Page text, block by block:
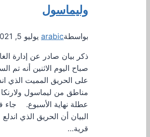
وليماسول
بواسطةarabic يوليو 5, 2021
ذكر بيان صادر عن إدارة
صباح اليوم الاثنين أنه تم
على الحريق المميت الذي
مناطق من ليماسول
عطلة نهاية الأسبوع. جاء
البيان أن الحريق الذي
قرية…